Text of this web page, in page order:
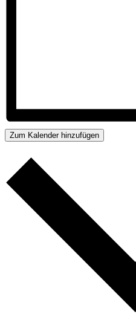
Zum Kalender hinzufügen